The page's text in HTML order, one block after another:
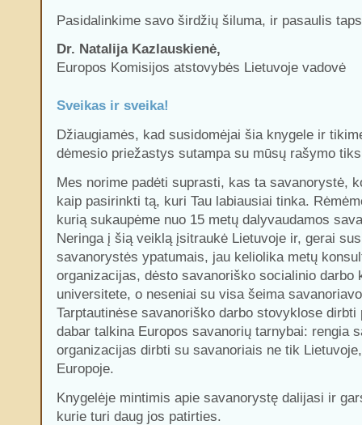
Pasidalinkime savo širdžių šiluma, ir pasaulis
Dr. Natalija Kazlauskienė,
Europos Komisijos atstovybės Lietuvoje vadovė
Sveikas ir sveika!
Džiaugiamės, kad susidomėjai šia knygele ir
dėmesio priežastys sutampa su mūsų rašymo
Mes norime padėti suprasti, kas ta savanorystė,
kaip pasirinkti tą, kuri Tau labiausiai tinka.
kurią sukaupėme nuo 15 metų dalyvaudamos
Neringa į šią veiklą įsitraukė Lietuvoje ir, gerai
savanorystės ypatumais, jau keliolika metų
organizacijas, dėsto savanoriško socialinio darbo
universitete, o neseniai su visa šeima
Tarptautinėse savanoriško darbo stovyklose dirbti
dabar talkina Europos savanorių tarnybai: rengia
organizacijas dirbti su savanoriais ne tik
Europoje.
Knygelėje mintimis apie savanorystę dalijasi ir
kurie turi daug jos patirties.